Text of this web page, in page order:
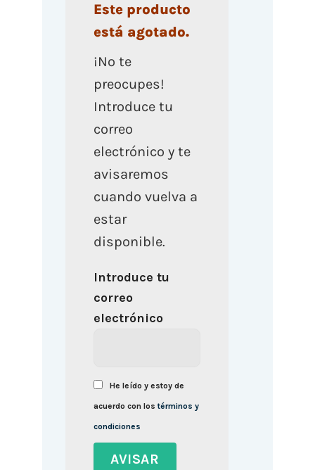
Este producto
está agotado.
¡No te
preocupes!
Introduce tu
correo
electrónico y te
avisaremos
cuando vuelva a
estar
disponible.
Introduce tu
correo
electrónico
He leído y estoy de
acuerdo con lostérminos y
condiciones